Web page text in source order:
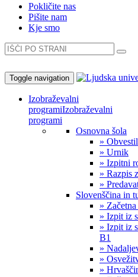
Pokličite nas
Pišite nam
Kje smo
Toggle navigation
Izobraževalni
programiIzobraževalni
programi
Osnovna šola
»
» Urnik
» Izpitni
» Razpis
»
Slovenščina in
»
» Izpit iz
» Izpit iz
B1
»
»
»